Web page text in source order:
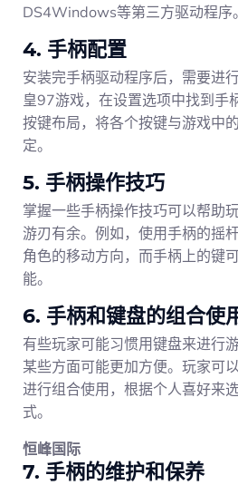
DS4Windows等第三方驱动程序。
4. 手柄配置
安装完手柄驱动程序后，需要进
皇97游戏，在设置选项中找到手
按键布局，将各个按键与游戏中
定。
5. 手柄操作技巧
掌握一些手柄操作技巧可以帮助
游刃有余。例如，使用手柄的摇
角色的移动方向，而手柄上的键
能。
6. 手柄和键盘的组合使
有些玩家可能习惯用键盘来进行
某些方面可能更加方便。玩家可
进行组合使用，根据个人喜好来
式。
恒峰国际
7. 手柄的维护和保养